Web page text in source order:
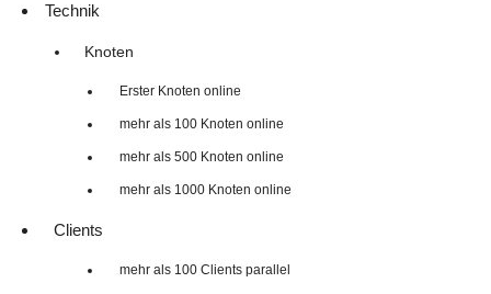
Technik
Knoten
Erster Knoten online
mehr als 100 Knoten online
mehr als 500 Knoten online
mehr als 1000 Knoten online
Clients
mehr als 100 Clients parallel